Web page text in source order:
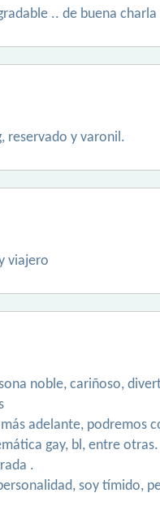
.. de buena
reservado y varonil.
viajero
noble, cariñoso,
adelante, podremos
gay, bl, entre otras.
.
soy tímido,